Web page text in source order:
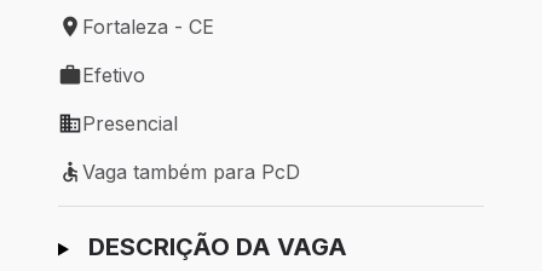
Local de trabalho: Fortaleza - CE
Fortaleza - CE
Tipo de vaga: Efetivo
Efetivo
Modelo de trabalho: Presencial
Presencial
Vaga também para PcD
Vaga também para PcD
Ir para candidatura
DESCRIÇÃO DA VAGA